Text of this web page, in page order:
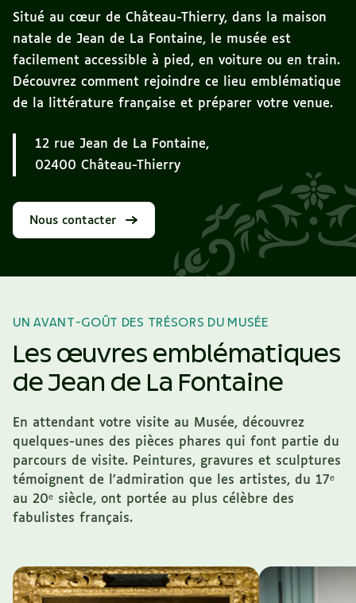
Situé au cœur de Château-Thierry, dans la maison
natale de Jean de La Fontaine, le musée est
facilement accessible à pied, en voiture ou en train.
Découvrez comment rejoindre ce lieu emblématique
de la littérature française et préparer votre venue.
12 rue Jean de La Fontaine,
02400 Château-Thierry
Nous contacter
UN AVANT-GOÛT DES TRÉSORS DU MUSÉE
Les œuvres emblématiques
de Jean de La Fontaine
En attendant votre visite au Musée, découvrez
quelques-unes des pièces phares qui font partie du
parcours de visite. Peintures, gravures et sculptures
témoignent de l’admiration que les artistes, du 17ᵉ
au 20ᵉ siècle, ont portée au plus célèbre des
fabulistes français.